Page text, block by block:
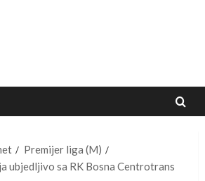
Premijer liga (M)
ubjedljivo sa RK Bosna Centrotrans